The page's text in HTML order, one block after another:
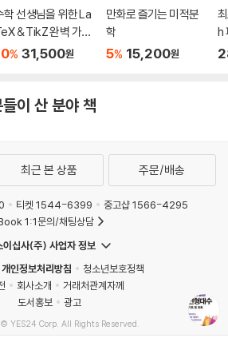
계
간, 영공간
의 해
본 연산에 대한 대수적인 성질과 공학적 응용
에 대해서도 학습한다. 그리고 선형연립방정
인 도구로서 행렬식과 역행렬을 정의하고 이
Gauss-Jordan 소거법에 대하여 소개하고
기본행연산의 개념에 대해서도 학습한다. 또
행렬의 역행렬을 이용하여 해를 구하는 방법과
할 수 있는 Cramer 규칙도 추가적으로 학습한
형연립방정식의 계수행렬을 하삼각행렬과 상
구하는 과정에 대해서도 다룬다.
개념과 수학적 표현을 소개하고, 벡터의 기본
곱에 대하여 다룬다. 또한, 벡터 간의 곱셈에 해
학 선생님을 위한 La
& TikZ 완벽 가이
% 31,500원
만화로 즐기는 미적분
학
5% 15,200원
h
이 산 분야 책
최근 본 상품 주문/배송
티켓 1544-6399
중고샵 1566-4295
1:1문의/채팅상담
이십사(주) 사업자 정보
개인정보처리방침
청소년보호정책
회사소개
거래처관계자께
도서홍보
광고
YES24 Corp. All Rights Reserved.